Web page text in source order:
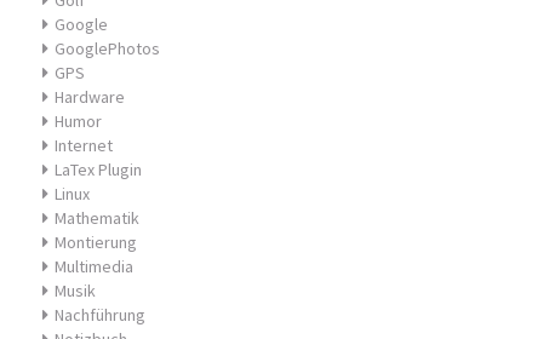
Google
GooglePhotos
GPS
Hardware
Humor
Internet
LaTex Plugin
Linux
Mathematik
Montierung
Multimedia
Musik
Nachführung